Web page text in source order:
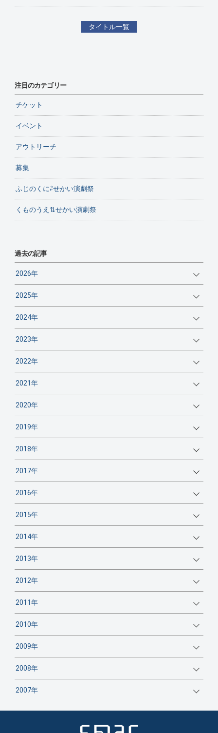
タイトル一覧
注目のカテゴリー
チケット
イベント
アウトリーチ
募集
ふじのくに⇄せかい演劇祭
くものうえ⇅せかい演劇祭
過去の記事
2026年
2025年
2024年
2023年
2022年
2021年
2020年
2019年
2018年
2017年
2016年
2015年
2014年
2013年
2012年
2011年
2010年
2009年
2008年
2007年